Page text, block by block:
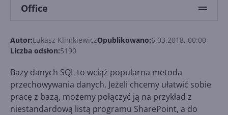
Office
Autor:Łukasz KlimkiewiczOpublikowano:6.03.2018, 00:00
Liczba odsłon:5190
Bazy danych SQL to wciąż popularna metoda
przechowywania danych. Jeżeli chcemy ułatwić sobie
pracę z bazą, możemy połączyć ją na przykład z
niestandardową listą programu SharePoint, a do